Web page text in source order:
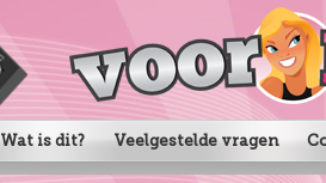
Wat is dit? Veelgestelde vragen